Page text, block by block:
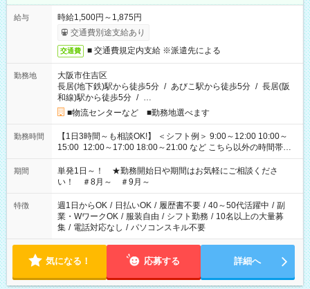
給与
時給1,500円～1,875円
交通費別途支給あり
交通費 ■ 交通費規定内支給 ※派遣先による
勤務地
大阪市住吉区
長居(地下鉄)駅から徒歩5分 / あびこ駅から徒歩5分 / 長居(阪
和線)駅から徒歩5分 / …
■物流センターなど ■勤務地選べます
勤務時間
【1日3時間～も相談OK!】 ＜シフト例＞ 9:00～12:00 10:00～
15:00 12:00～17:00 18:00～21:00 など こちら以外の時間帯も
お気軽にご相談ください！
期間
単発1日～！ ★勤務開始日や期間はお気軽にご相談くださ
い！ ＃8月～ ＃9月～
特徴 週1日からOK / 日払いOK / 履歴書不要 / 40～50代活躍中 / 副
業・WワークOK / 服装自由 / シフト勤務 / 10名以上の大量募
集 / 電話対応なし / パソコンスキル不要
気になる！ 応募する 詳細へ